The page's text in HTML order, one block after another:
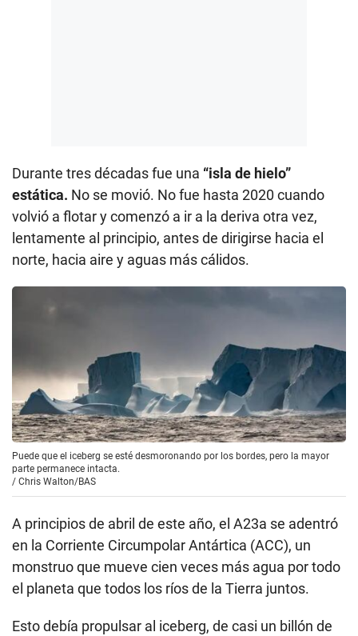
Durante tres décadas fue una “isla de hielo”
estática. No se movió. No fue hasta 2020 cuando
volvió a flotar y comenzó a ir a la deriva otra vez,
lentamente al principio, antes de dirigirse hacia el
norte, hacia aire y aguas más cálidos.
Puede que el iceberg se esté desmoronando por los bordes, pero la mayor
parte permanece intacta.
/ Chris Walton/BAS
A principios de abril de este año, el A23a se adentró
en la Corriente Circumpolar Antártica (ACC), un
monstruo que mueve cien veces más agua por todo
el planeta que todos los ríos de la Tierra juntos.
Esto debía propulsar al iceberg, de casi un billón de